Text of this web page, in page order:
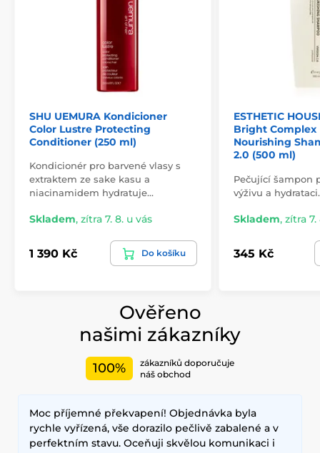
SHU UEMURA Kondicioner
Color Lustre Protecting
Conditioner (250 ml)
Kondicionér pro barvené vlasy s
extraktem ze sake kasu a
niacinamidem hydratuje…
Skladem, zítra 7. 8. u vás
1 390 Kč Do košíku
ESTHETIC
Bright Complex
Nourishing
2.0 (500 ml)
Pečující šampon
výživu a hydrataci.
Skladem, zítra 7.
345 Kč
Ověřeno
našimi zákazníky
100%
zákazníků doporučuje
náš obchod
Moc příjemné překvapení! Objednávka byla
rychle vyřízená, vše dorazilo pečlivě zabalené a v
perfektním stavu. Oceňuji skvělou komunikaci i